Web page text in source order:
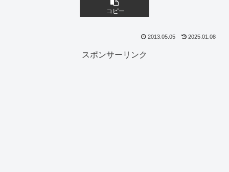
コピー
2013.05.05 2025.01.08
スポンサーリンク